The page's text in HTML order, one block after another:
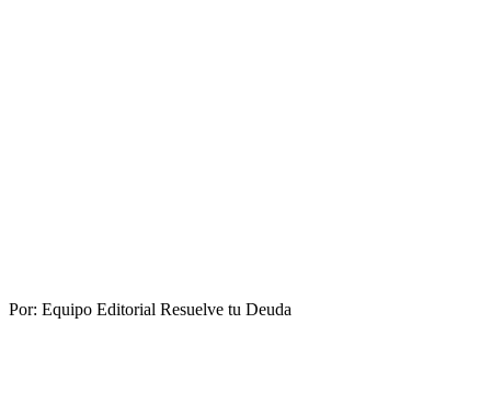
Por: Equipo Editorial Resuelve tu Deuda